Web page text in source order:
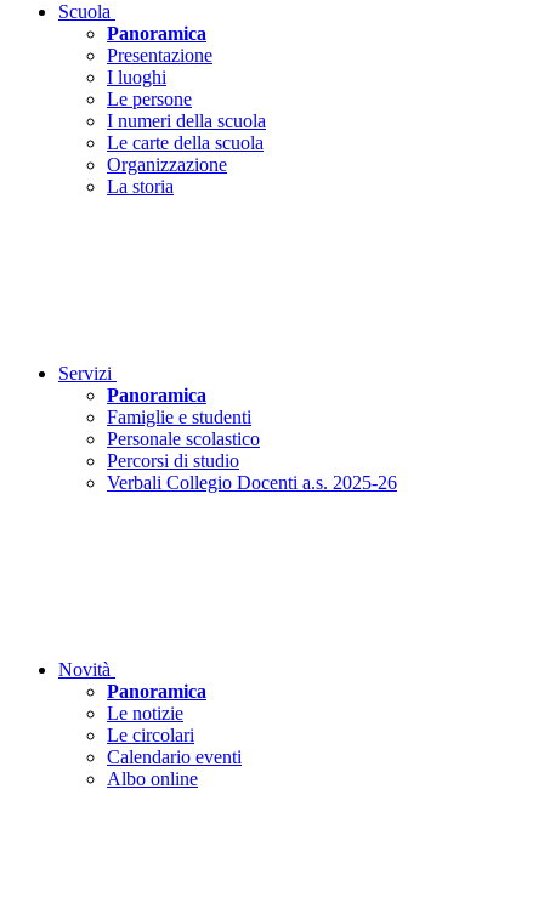
Scuola
Panoramica
Presentazione
I luoghi
Le persone
I numeri della scuola
Le carte della scuola
Organizzazione
La storia
Servizi
Panoramica
Famiglie e studenti
Personale scolastico
Percorsi di studio
Verbali Collegio Docenti a.s. 2025-26
Novità
Panoramica
Le notizie
Le circolari
Calendario eventi
Albo online